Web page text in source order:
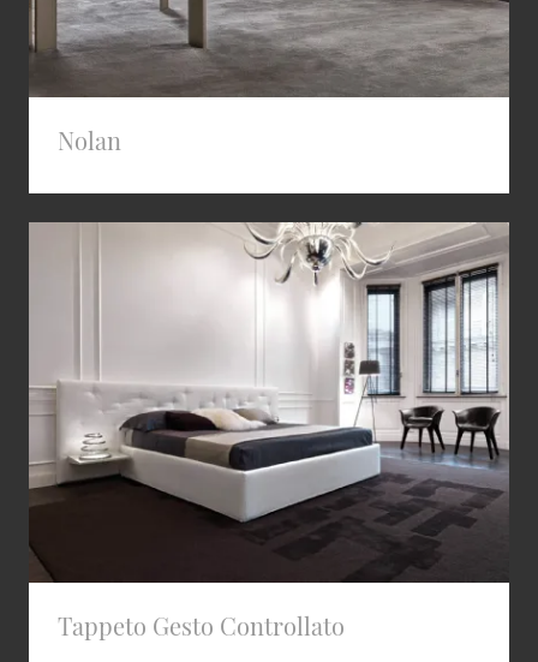
Nolan
Tappeto Gesto Controllato